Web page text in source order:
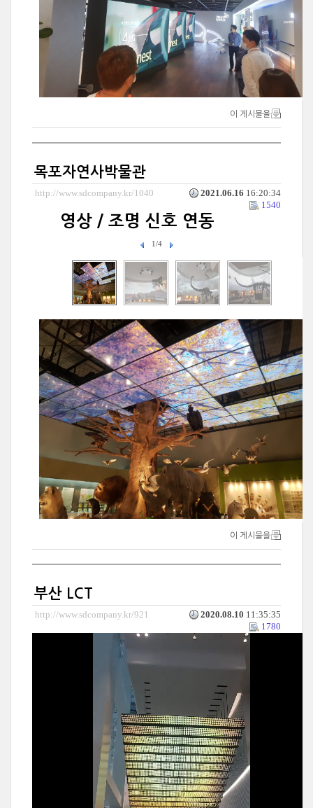
이 게시물을
목포자연사박물관
http://www.sdcompany.kr/1040 2021.06.16 16:20:34
1540
영상 / 조명 신호 연동
1/4
이 게시물을
부산 LCT
http://www.sdcompany.kr/921 2020.08.10 11:35:35
1780